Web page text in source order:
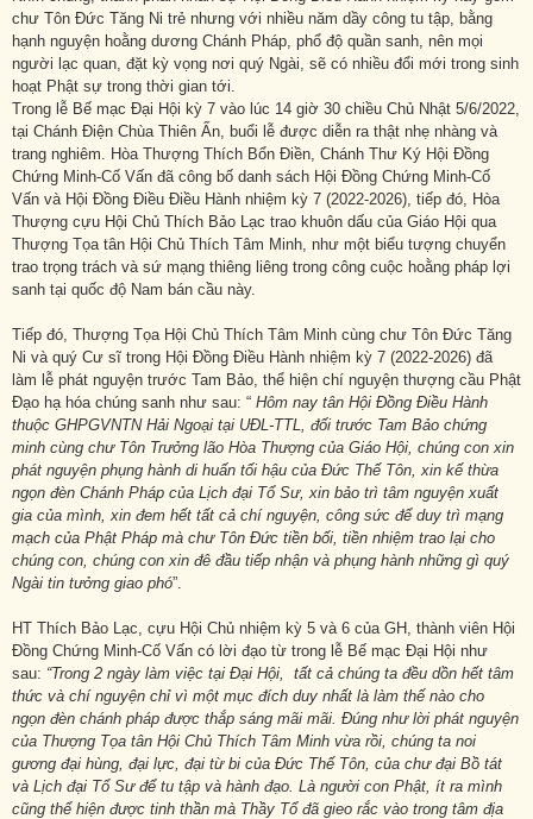
chư Tôn Đức Tăng Ni trẻ nhưng với nhiều năm dầy công tu tập, bằng
hạnh nguyện hoằng dương Chánh Pháp, phổ độ quần sanh, nên mọi
người lạc quan, đặt kỳ vọng nơi quý Ngài, sẽ có nhiều đổi mới trong sinh
hoạt Phật sự trong thời gian tới.
Trong lễ Bế mạc Đại Hội kỳ 7 vào lúc 14 giờ 30 chiều Chủ Nhật 5/6/2022,
tại Chánh Điện Chùa Thiên Ấn, buổi lễ được diễn ra thật nhẹ nhàng và
trang nghiêm. Hòa Thượng Thích Bổn Điền, Chánh Thư Ký Hội Đồng
Chứng Minh-Cố Vấn đã công bố danh sách Hội Đồng Chứng Minh-Cố
Vấn và Hội Đồng Điều Điều Hành nhiệm kỳ 7 (2022-2026), tiếp đó, Hòa
Thượng cựu Hội Chủ Thích Bảo Lạc trao khuôn dấu của Giáo Hội qua
Thượng Tọa tân Hội Chủ Thích Tâm Minh, như một biểu tượng chuyển
trao trọng trách và sứ mạng thiêng liêng trong công cuộc hoằng pháp lợi
sanh tại quốc độ Nam bán cầu này.
Tiếp đó, Thượng Tọa Hội Chủ Thích Tâm Minh cùng chư Tôn Đức Tăng
Ni và quý Cư sĩ trong Hội Đồng Điều Hành nhiệm kỳ 7 (2022-2026) đã
làm lễ phát nguyện trước Tam Bảo, thể hiện chí nguyện thượng cầu Phật
Đạo hạ hóa chúng sanh như sau: “ Hôm nay tân Hội Đồng Điều Hành
thuộc GHPGVNTN Hải Ngoại tại UĐL-TTL, đối trước Tam Bảo chứng
minh cùng chư Tôn Trưởng lão Hòa Thượng của Giáo Hội, chúng con xin
phát nguyện phụng hành di huấn tối hậu của Đức Thế Tôn, xin kế thừa
ngọn đèn Chánh Pháp của Lịch đại Tổ Sư, xin bảo trì tâm nguyện xuất
gia của mình, xin đem hết tất cả chí nguyện, công sức để duy trì mạng
mạch của Phật Pháp mà chư Tôn Đức tiền bối, tiền nhiệm trao lại cho
chúng con, chúng con xin đê đầu tiếp nhận và phụng hành những gì quý
Ngài tin tưởng giao phó”.
HT Thích Bảo Lạc, cựu Hội Chủ nhiệm kỳ 5 và 6 của GH, thành viên Hội
Đồng Chứng Minh-Cố Vấn có lời đạo từ trong lễ Bế mạc Đại Hội như
sau: “Trong 2 ngày làm việc tại Đại Hội, tất cả chúng ta đều dồn hết tâm
thức và chí nguyện chỉ vì một mục đích duy nhất là làm thế nào cho
ngọn đèn chánh pháp được thắp sáng mãi mãi. Đúng như lời phát nguyện
của Thượng Tọa tân Hội Chủ Thích Tâm Minh vừa rồi, chúng ta noi
gương đại hùng, đại lực, đại từ bi của Đức Thế Tôn, của chư đại Bồ tát
và Lịch đại Tổ Sư để tu tập và hành đạo. Là người con Phật, ít ra mình
cũng thể hiện được tinh thần mà Thầy Tổ đã gieo rắc vào trong tâm địa